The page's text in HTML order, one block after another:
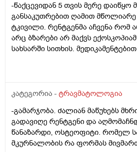
დანამატებსაც ხომარ მირჩევდით?
-წაქცევიდან 5 თვის მერე დაიწყო
განსაკუთრებით ღამით
ტკივილი. რენტგენმა აჩვენა რომ
არც ბზარები არ მაქვს
სახსარში სითხის.
კატეგორია - ტრავმატოლოგია
-გამარჯობა. ძალიან მაწუხებს
გადავიღე რენტგენი და
წანაზარდი, ოსტეოფიტი. რომელ
მკურნალობის რა ფორმას